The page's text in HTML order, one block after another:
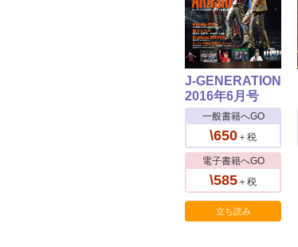
J-GENERATION
2016年6月号
一般書籍へGO
\650 ＋税
電子書籍へGO
\585 ＋税
立ち読み